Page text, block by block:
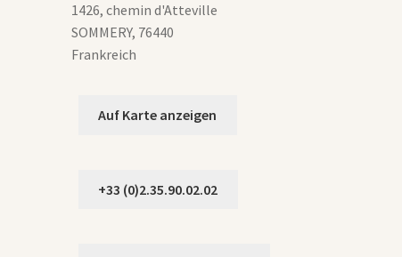
1426, chemin d'Atteville
SOMMERY, 76440
Frankreich
Auf Karte anzeigen
+33 (0)2.35.90.02.02